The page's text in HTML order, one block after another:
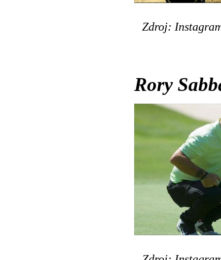
Zdroj:
Rory